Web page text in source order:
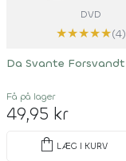
DVD
★★★★★(4)
Da Svante Forsvandt
Få på lager
49,95 kr
shopping_bag LÆG I KURV